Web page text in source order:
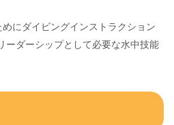
にダイビングインストラクション
ーダーシップとして必要な水中技能